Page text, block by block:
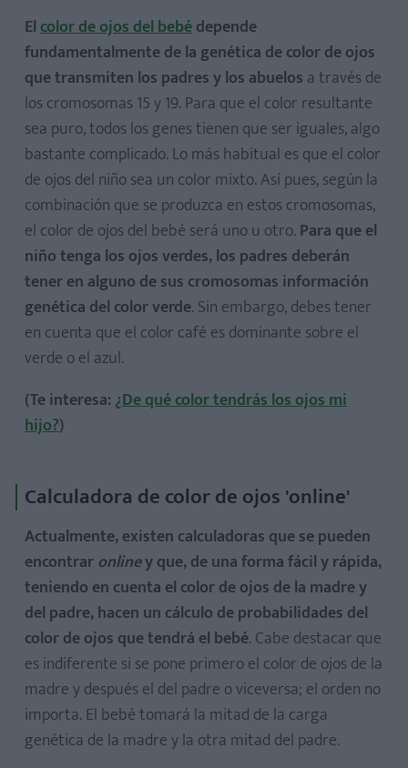
Elcolor de ojos del bebédepende
fundamentalmente de la genética de color de ojos
que transmiten los padres y los abuelos a través de
los cromosomas 15 y 19. Para que el color resultante
sea puro, todos los genes tienen que ser iguales, algo
bastante complicado. Lo más habitual es que el color
de ojos del niño sea un color mixto. Así pues, según la
combinación que se produzca en estos cromosomas,
el color de ojos del bebé será uno u otro. Para que el
niño tenga los ojos verdes, los padres deberán
tener en alguno de sus cromosomas información
genética del color verde. Sin embargo, debes tener
en cuenta que el color café es dominante sobre el
verde o el azul.
(Te interesa: ¿De qué color tendrás los ojos mi
hijo?)
Calculadora de color de ojos 'online'
Actualmente, existen calculadoras que se pueden
encontrar onliney que, de una forma fácil y rápida,
teniendo en cuenta el color de ojos de la madre y
del padre, hacen un cálculo de probabilidades del
color de ojos que tendrá el bebé. Cabe destacar que
es indiferente si se pone primero el color de ojos de la
madre y después el del padre o viceversa; el orden no
importa. El bebé tomará la mitad de la carga
genética de la madre y la otra mitad del padre.